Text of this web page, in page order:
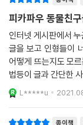
피카파우 동물친
인터넷 게시판에서
글을 보고 인형들이 너
어떻게 뜨는지도 모
법등이 글과 간단한
는 아예 초심자가 다
이나 용어등은
L*****u
종이책